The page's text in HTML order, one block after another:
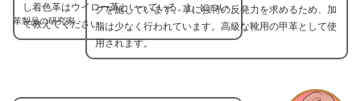
し着色革はウイロー革といっている。)』につい
て教えてください。
革製品の研究家
グを施しています。革に独特の反発力を求めるため、加
脂は少なく行われています。高級な靴用の甲革として使
用されます。